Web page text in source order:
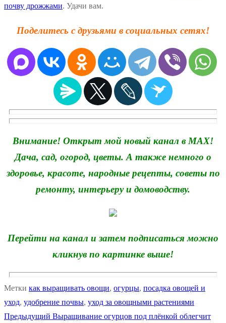
почву дрожжами. Удачи вам.
Поделитесь с друзьями в социальных сетях!
Внимание! Открыт мой новый канал в MAX!
Дача, сад, огород, цветы. А также немного о
здоровье, красоте, народные рецепты, советы по
ремонту, интерьеру и домоводству.
Перейти на канал и затем подписаться можно
кликнув по картинке выше!
Метки как выращивать овощи, огурцы, посадка овощей и
уход, удобрение почвы, уход за овощными растениями
Навигация
Предыдущий Предыдущая
Выращивание огурцов под плёнкой облегчит